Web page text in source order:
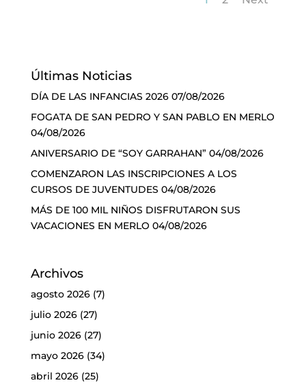
Últimas Noticias
DÍA DE LAS INFANCIAS 2026 07/08/2026
FOGATA DE SAN PEDRO Y SAN PABLO EN MERLO
04/08/2026
ANIVERSARIO DE “SOY GARRAHAN” 04/08/2026
COMENZARON LAS INSCRIPCIONES A LOS
CURSOS DE JUVENTUDES 04/08/2026
MÁS DE 100 MIL NIÑOS DISFRUTARON SUS
VACACIONES EN MERLO 04/08/2026
Archivos
agosto 2026(7)
julio 2026(27)
junio 2026(27)
mayo 2026(34)
abril 2026(25)